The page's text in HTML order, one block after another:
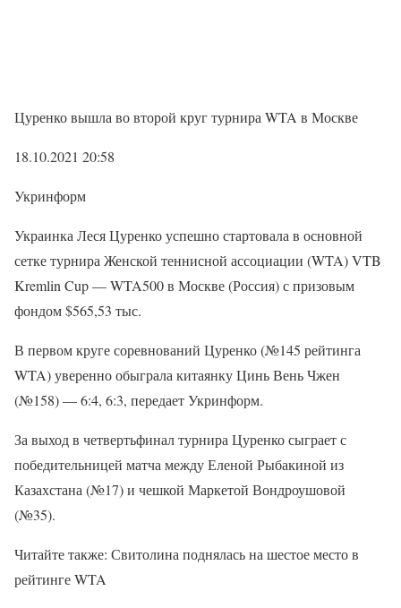
Цуренко вышла во второй круг турнира WTA в Москве
18.10.2021 20:58
Укринформ
Украинка Леся Цуренко успешно стартовала в основной
сетке турнира Женской теннисной ассоциации (WTA) VTB
Kremlin Cup — WTA500 в Москве (Россия) с призовым
фондом $565,53 тыс.
В первом круге соревнований Цуренко (№145 рейтинга
WTA) уверенно обыграла китаянку Цинь Вень Чжен
(№158) — 6:4, 6:3, передает Укринформ.
За выход в четвертьфинал турнира Цуренко сыграет с
победительницей матча между Еленой Рыбакиной из
Казахстана (№17) и чешкой Маркетой Вондроушовой
(№35).
Читайте также: Свитолина поднялась на шестое место в
рейтинге WTA